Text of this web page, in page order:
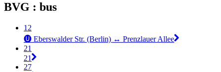
BVG : bus
12
🅤 Eberswalder Str. (Berlin) ↔︎ Prenzlauer Allee
21
21
27